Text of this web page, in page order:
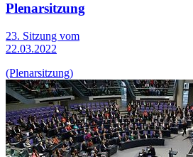
Plenarsitzung
23. Sitzung vom
22.03.2022
(Plenarsitzung)